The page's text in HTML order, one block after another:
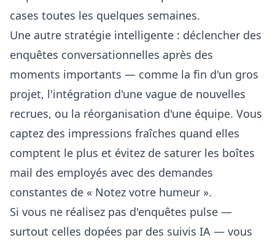
cases toutes les quelques semaines.
Une autre stratégie intelligente : déclencher des
enquêtes conversationnelles après des
moments importants — comme la fin d'un gros
projet, l'intégration d'une vague de nouvelles
recrues, ou la réorganisation d'une équipe. Vous
captez des impressions fraîches quand elles
comptent le plus et évitez de saturer les boîtes
mail des employés avec des demandes
constantes de « Notez votre humeur ».
Si vous ne réalisez pas d'enquêtes pulse —
surtout celles dopées par des suivis IA — vous